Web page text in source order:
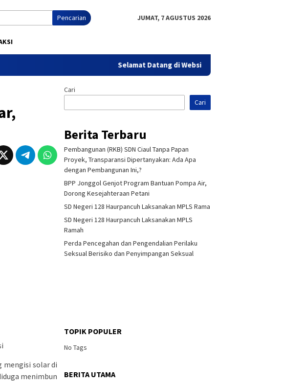
Pencarian JUMAT, 7 AGUSTUS 2026
Selamat Datang di Website Sorot Bandung - Aktual
mengisi solar di
menimbun
Cari
Cari
Berita Terbaru
Pembangunan (RKB) SDN Ciaul Tanpa Papan
Proyek, Transparansi Dipertanyakan: Ada Apa
dengan Pembangunan Ini,?
BPP Jonggol Genjot Program Bantuan Pompa Air,
Dorong Kesejahteraan Petani
SD Negeri 128 Haurpancuh Laksanakan MPLS Rama
SD Negeri 128 Haurpancuh Laksanakan MPLS
Ramah
Perda Pencegahan dan Pengendalian Perilaku
Seksual Berisiko dan Penyimpangan Seksual
TOPIK POPULER
No Tags
BERITA UTAMA